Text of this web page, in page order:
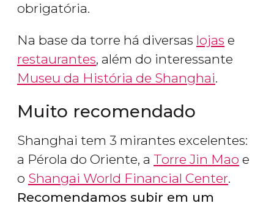
obrigatória.
Na base da torre há diversas lojas e
restaurantes, além do interessante
Museu da História de Shanghai.
Muito recomendado
Shanghai tem 3 mirantes excelentes:
a Pérola do Oriente, a Torre Jin Mao e
o Shangai World Financial Center.
Recomendamos subir em um